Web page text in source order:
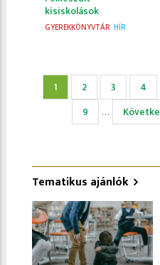
kisiskolások
GYEREKKÖNYVTÁR HÍR
Oldalszámozás
Jelenlegi
oldal
1 Page
2 Page
3 Page
4
Page
9 …
oldal
Tematikus ajánlók